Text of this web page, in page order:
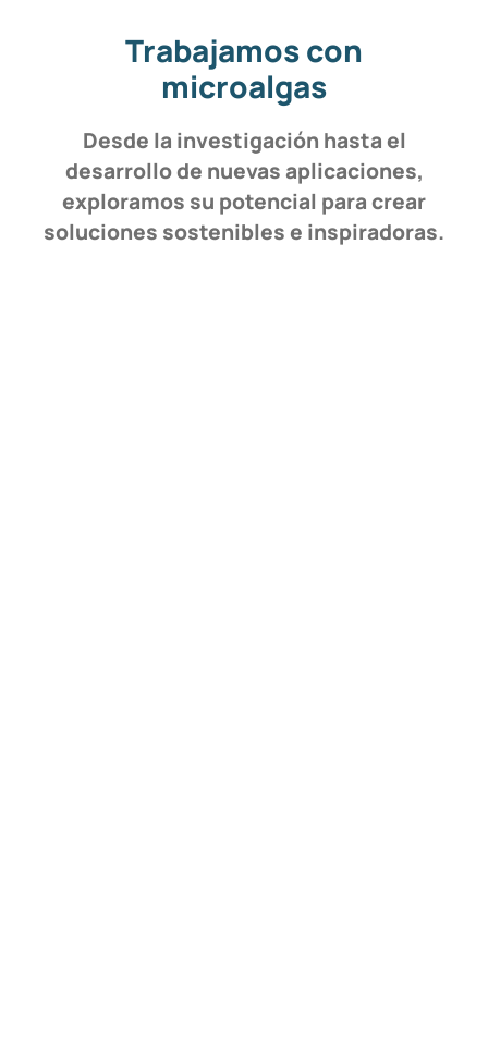
Trabajamos con
microalgas
Desde la investigación hasta el
desarrollo de nuevas aplicaciones,
exploramos su potencial para crear
soluciones sostenibles e inspiradoras.